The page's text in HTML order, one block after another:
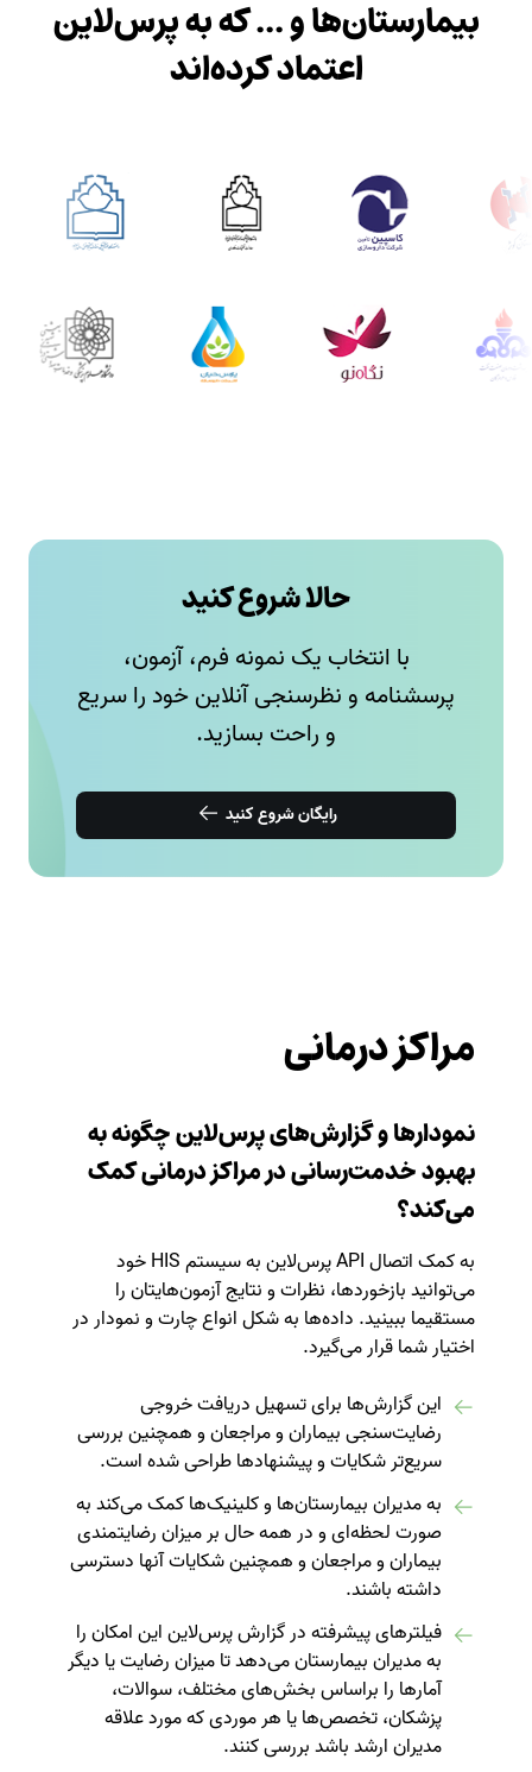
بیمارستان‌ها و ... که به پرس‌لاین
اعتماد کرده‌اند
حالا شروع کنید
با انتخاب یک نمونه فرم، آزمون،
پرسشنامه و نظرسنجی آنلاین خود را سریع
و راحت بسازید.
رایگان شروع کنید
مراکز درمانی
نمودارها و گزارش‌های پرس‌لاین چگونه به
بهبود خدمت‌رسانی در مراکز درمانی کمک
می‌کند؟
به کمک اتصال API پرس‌لاین به سیستم HIS خود
می‌توانید بازخوردها، نظرات و نتایج آزمون‌هایتان را
مستقیما ببینید. داده‌ها به شکل انواع چارت و نمودار در
اختیار شما قرار می‌گیرد.
این گزارش‌ها برای تسهیل دریافت خروجی
رضایت‌سنجی بیماران و مراجعان و همچنین بررسی
سریع‌تر شکایات و پیشنهادها طراحی شده است.
به مدیران بیمارستان‌ها و کلینیک‌ها کمک می‌کند به
صورت لحظه‌ای و در همه حال بر میزان رضایتمندی
بیماران و مراجعان و همچنین شکایات آنها دسترسی
داشته باشند.
فیلترهای پیشرفته در گزارش پرس‌لاین این امکان را
به مدیران بیمارستان می‌دهد تا میزان رضایت یا دیگر
آمارها را براساس بخش‌های مختلف، سوالات،
پزشکان، تخصص‌ها یا هر موردی که مورد علاقه
مدیران ارشد باشد بررسی کنند.